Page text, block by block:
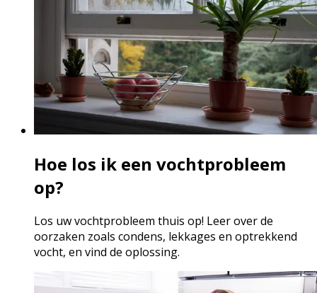
Hoe los ik een vochtprobleem
op?
Los uw vochtprobleem thuis op! Leer over de
oorzaken zoals condens, lekkages en optrekkend
vocht, en vind de oplossing.